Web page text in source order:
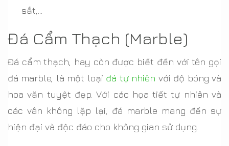
sắt,...
Đá Cẩm Thạch (Marble)
Đá cẩm thạch, hay còn được biết đến với tên gọi
đá marble, là một loại đá tự nhiên với độ bóng và
hoa văn tuyệt đẹp. Với các họa tiết tự nhiên và
các vân không lặp lại, đá marble mang đến sự
hiện đại và độc đáo cho không gian sử dụng.